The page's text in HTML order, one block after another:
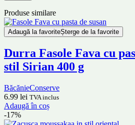
Produse similare
Adaugă la favoriteȘterge de la favorite
Durra Fasole Fava cu
stil Sirian 400 g
BăcănieConserve
6.99 lei TVA inclus
Adaugă în coș
-17%